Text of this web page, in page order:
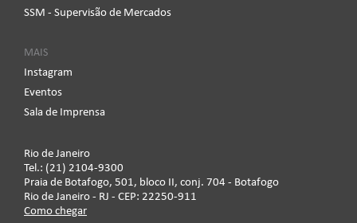
SSM - Supervisão de Mercados
MAIS
Instagram
Eventos
Sala de Imprensa
Rio de Janeiro
Tel.: (21) 2104-9300
Praia de Botafogo, 501, bloco II, conj. 704 - Botafogo
Rio de Janeiro - RJ - CEP: 22250-911
Como chegar